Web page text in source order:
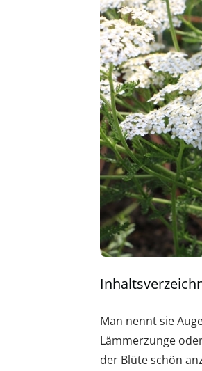
Man nennt sie
Lämmerzunge
der Blüte schön